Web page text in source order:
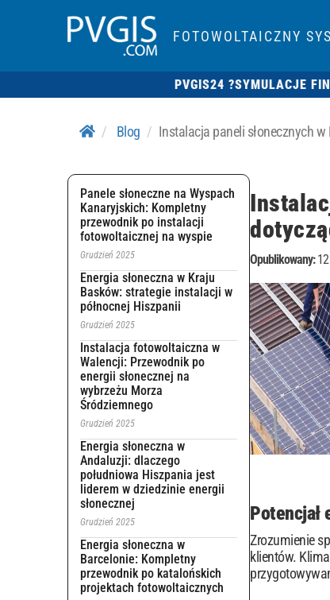
FOTOWOLTAICZNY
PVGIS24 ?SYMULACJE
Blog Instalacja paneli słonecznych
Panele słoneczne na Wyspach
Kanaryjskich: Kompletny
przewodnik po instalacji
fotowoltaicznej na wyspie
Grudzień 2025
Energia słoneczna w Kraju
Basków: strategie instalacji w
północnej Hiszpanii
Grudzień 2025
Instalacja fotowoltaiczna w
Walencji: Przewodnik po
energii słonecznej na
wybrzeżu Morza
Śródziemnego
Grudzień 2025
Energia słoneczna w
Andaluzji: dlaczego
południowa Hiszpania jest
liderem w dziedzinie energii
słonecznej
Grudzień 2025
Energia słoneczna w
Barcelonie: Kompletny
przewodnik po katalońskich
projektach fotowoltaicznych
Opublikowany:
Potencjał
Zrozumienie
klientów.